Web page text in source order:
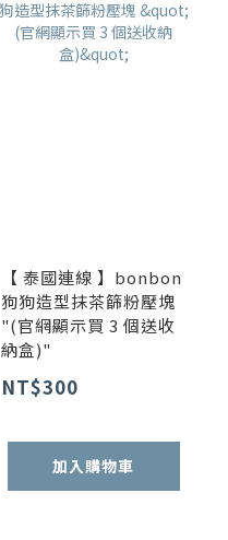
【 泰國連線 】bonbon
狗狗造型抹茶篩粉壓塊
"(官網顯示買 3 個送收
納盒)"
NT$300
加入購物車